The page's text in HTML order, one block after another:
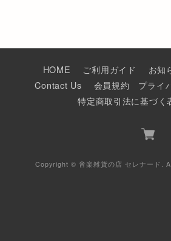
HOME ご利用ガイド
お知
Contact Us
会員規約
プライ
特定商取引法に基づく
Copyright © 音楽雑貨の店 セレナード.